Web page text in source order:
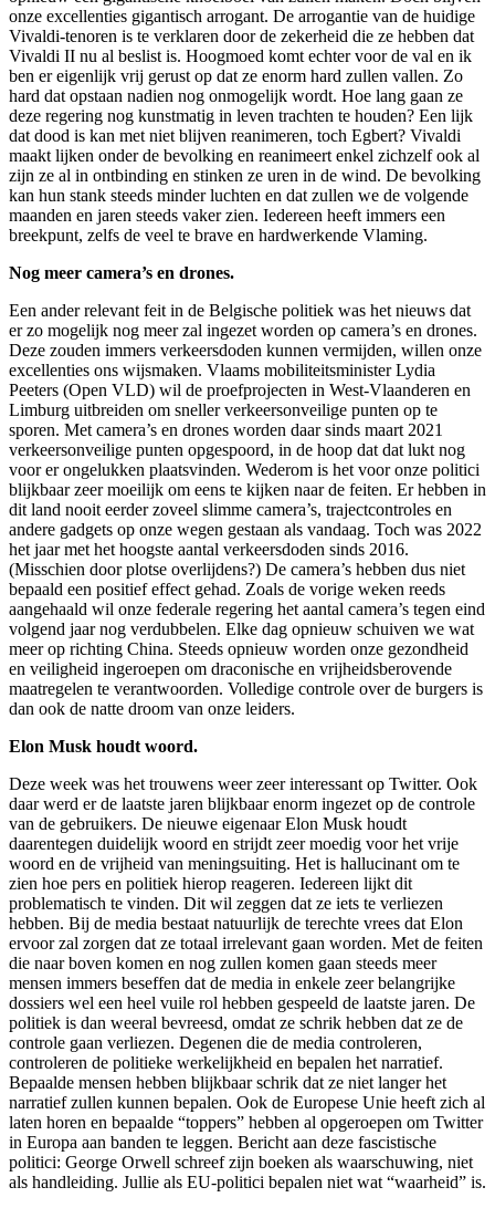
onze excellenties gigantisch arrogant. De arrogantie van de huidige
Vivaldi-tenoren is te verklaren door de zekerheid die ze hebben dat
Vivaldi II nu al beslist is. Hoogmoed komt echter voor de val en ik
ben er eigenlijk vrij gerust op dat ze enorm hard zullen vallen. Zo
hard dat opstaan nadien nog onmogelijk wordt. Hoe lang gaan ze
deze regering nog kunstmatig in leven trachten te houden? Een lijk
dat dood is kan met niet blijven reanimeren, toch Egbert? Vivaldi
maakt lijken onder de bevolking en reanimeert enkel zichzelf ook al
zijn ze al in ontbinding en stinken ze uren in de wind. De bevolking
kan hun stank steeds minder luchten en dat zullen we de volgende
maanden en jaren steeds vaker zien. Iedereen heeft immers een
breekpunt, zelfs de veel te brave en hardwerkende Vlaming.
Nog meer camera’s en drones.
Een ander relevant feit in de Belgische politiek was het nieuws dat
er zo mogelijk nog meer zal ingezet worden op camera’s en drones.
Deze zouden immers verkeersdoden kunnen vermijden, willen onze
excellenties ons wijsmaken. Vlaams mobiliteitsminister Lydia
Peeters (Open VLD) wil de proefprojecten in West-Vlaanderen en
Limburg uitbreiden om sneller verkeersonveilige punten op te
sporen. Met camera’s en drones worden daar sinds maart 2021
verkeersonveilige punten opgespoord, in de hoop dat dat lukt nog
voor er ongelukken plaatsvinden. Wederom is het voor onze politici
blijkbaar zeer moeilijk om eens te kijken naar de feiten. Er hebben in
dit land nooit eerder zoveel slimme camera’s, trajectcontroles en
andere gadgets op onze wegen gestaan als vandaag. Toch was 2022
het jaar met het hoogste aantal verkeersdoden sinds 2016.
(Misschien door plotse overlijdens?) De camera’s hebben dus niet
bepaald een positief effect gehad. Zoals de vorige weken reeds
aangehaald wil onze federale regering het aantal camera’s tegen eind
volgend jaar nog verdubbelen. Elke dag opnieuw schuiven we wat
meer op richting China. Steeds opnieuw worden onze gezondheid
en veiligheid ingeroepen om draconische en vrijheidsberovende
maatregelen te verantwoorden. Volledige controle over de burgers is
dan ook de natte droom van onze leiders.
Elon Musk houdt woord.
Deze week was het trouwens weer zeer interessant op Twitter. Ook
daar werd er de laatste jaren blijkbaar enorm ingezet op de controle
van de gebruikers. De nieuwe eigenaar Elon Musk houdt
daarentegen duidelijk woord en strijdt zeer moedig voor het vrije
woord en de vrijheid van meningsuiting. Het is hallucinant om te
zien hoe pers en politiek hierop reageren. Iedereen lijkt dit
problematisch te vinden. Dit wil zeggen dat ze iets te verliezen
hebben. Bij de media bestaat natuurlijk de terechte vrees dat Elon
ervoor zal zorgen dat ze totaal irrelevant gaan worden. Met de feiten
die naar boven komen en nog zullen komen gaan steeds meer
mensen immers beseffen dat de media in enkele zeer belangrijke
dossiers wel een heel vuile rol hebben gespeeld de laatste jaren. De
politiek is dan weeral bevreesd, omdat ze schrik hebben dat ze de
controle gaan verliezen. Degenen die de media controleren,
controleren de politieke werkelijkheid en bepalen het narratief.
Bepaalde mensen hebben blijkbaar schrik dat ze niet langer het
narratief zullen kunnen bepalen. Ook de Europese Unie heeft zich al
laten horen en bepaalde “toppers” hebben al opgeroepen om Twitter
in Europa aan banden te leggen. Bericht aan deze fascistische
politici: George Orwell schreef zijn boeken als waarschuwing, niet
als handleiding. Jullie als EU-politici bepalen niet wat “waarheid” is.